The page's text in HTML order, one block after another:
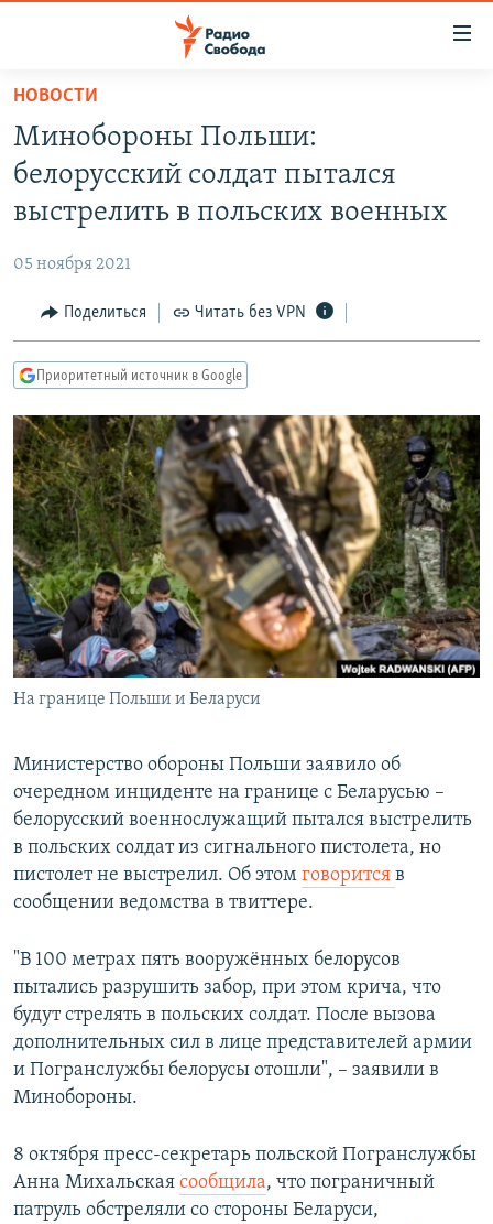
упрощенного
доступа
Вернуться
основному
Вернутся
Вернутся
поиску
ПРОГРАММЫ
ПОДКАСТЫ
АВТОРСКИЕ ПРОЕКТЫ
МНЕНИЯ
КУЛЬТУРА
КАВКАЗ.РЕАЛИИ
СЕВЕР.РЕАЛИИ
СИБИРЬ.РЕАЛИИ
РАСПИСАНИЕ ВЕЩАНИЯ
ПОДПИШИТЕСЬ НА РАССЫЛКУ
СОЦИАЛЬНЫЕ СЕТИ
Все сайты РСЕ/РС
НОВОСТИ
Минобороны Польши:
белорусский солдат пытался
выстрелить в польских военных
05 ноября 2021
Поделиться Читать без VPN
Приоритетный источник в Google
На границе Польши и Беларуси
Министерство обороны Польши заявило об
очередном инциденте на границе с Беларусью –
белорусский военнослужащий пытался выстрелить
в польских солдат из сигнального пистолета, но
пистолет не выстрелил. Об этом говорится в
сообщении ведомства в твиттере.
"В 100 метрах пять вооружённых белорусов
пытались разрушить забор, при этом крича, что
будут стрелять в польских солдат. После вызова
дополнительных сил в лице представителей армии
и Погранслужбы белорусы отошли", – заявили в
Минобороны.
8 октября пресс-секретарь польской Погранслужбы
Анна Михальская сообщила, что пограничный
патруль обстреляли со стороны Беларуси,